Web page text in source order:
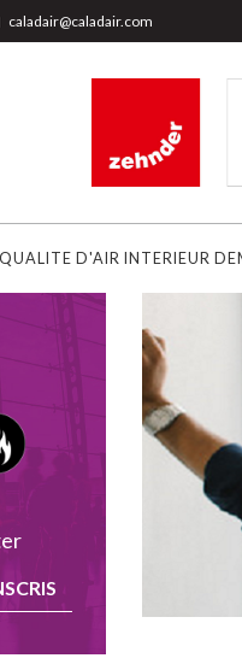
caladair@caladair.com
D'AIR INTERIEUR